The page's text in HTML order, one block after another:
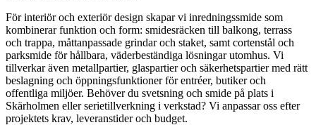
För interiör och exteriör design skapar vi inredningssmide som
kombinerar funktion och form: smidesräcken till balkong, terrass
och trappa, måttanpassade grindar och staket, samt cortenstål och
parksmide för hållbara, väderbeständiga lösningar utomhus. Vi
tillverkar även metallpartier, glaspartier och säkerhetspartier med rätt
beslagning och öppningsfunktioner för entréer, butiker och
offentliga miljöer. Behöver du svetsning och smide på plats i
Skärholmen eller serietillverkning i verkstad? Vi anpassar oss efter
projektets krav, leveranstider och budget.